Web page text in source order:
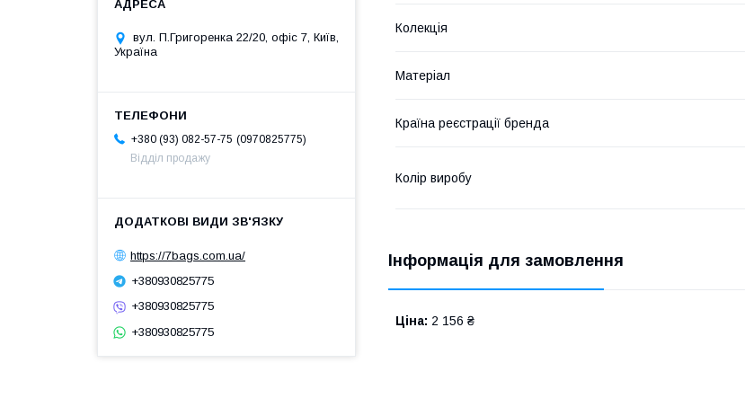
Колекція
Матеріал
Країна реєстрації бренда
Колір виробу
Інформація для замовлення
Ціна: 2 156 ₴
вул. П.Григоренка 22/20, офіс 7, Київ,
Україна
+380 (93) 082-57-75
0970825775
Відділ продажу
https://7bags.com.ua/
+380930825775
+380930825775
+380930825775